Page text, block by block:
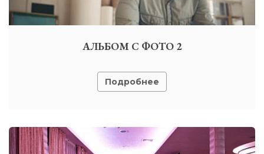
АЛЬБОМ С ФОТО 2
Подробнее